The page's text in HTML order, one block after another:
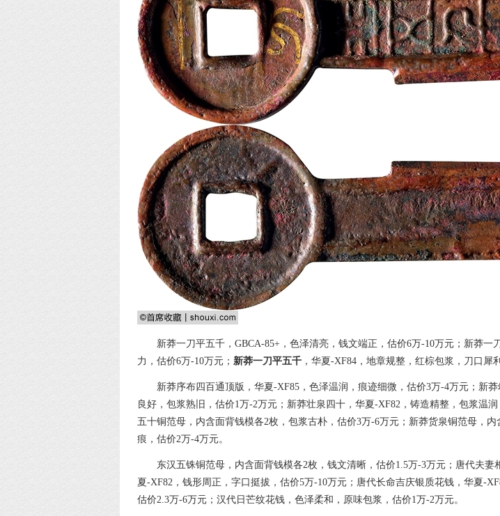
新莽一刀平五千，GBCA-85+，色泽清亮，钱文端正，估价6万-10万元；新莽一
力，估价6万-10万元； 新莽一刀平五千 ，华夏-XF84，地章规整，红棕包浆，刀口犀
新莽序布四百通顶版，华夏-XF85，色泽温润，痕迹细微，估价3万-4万元；新
良好，包浆熟旧，估价1万-2万元；新莽壮泉四十，华夏-XF82，铸造精整，包浆温
五十铜范母，内含面背钱模各2枚，包浆古朴，估价3万-6万元；新莽货泉铜范母，
痕，估价2万-4万元。
东汉五铢铜范母，内含面背钱模各2枚，钱文清晰，估价1.5万-3万元；唐代夫妻
夏-XF82，钱形周正，字口挺拔，估价5万-10万元；唐代长命吉庆银质花钱，华夏-
估价2.3万-6万元；汉代日芒纹花钱，色泽柔和，原味包浆，估价1万-2万元。